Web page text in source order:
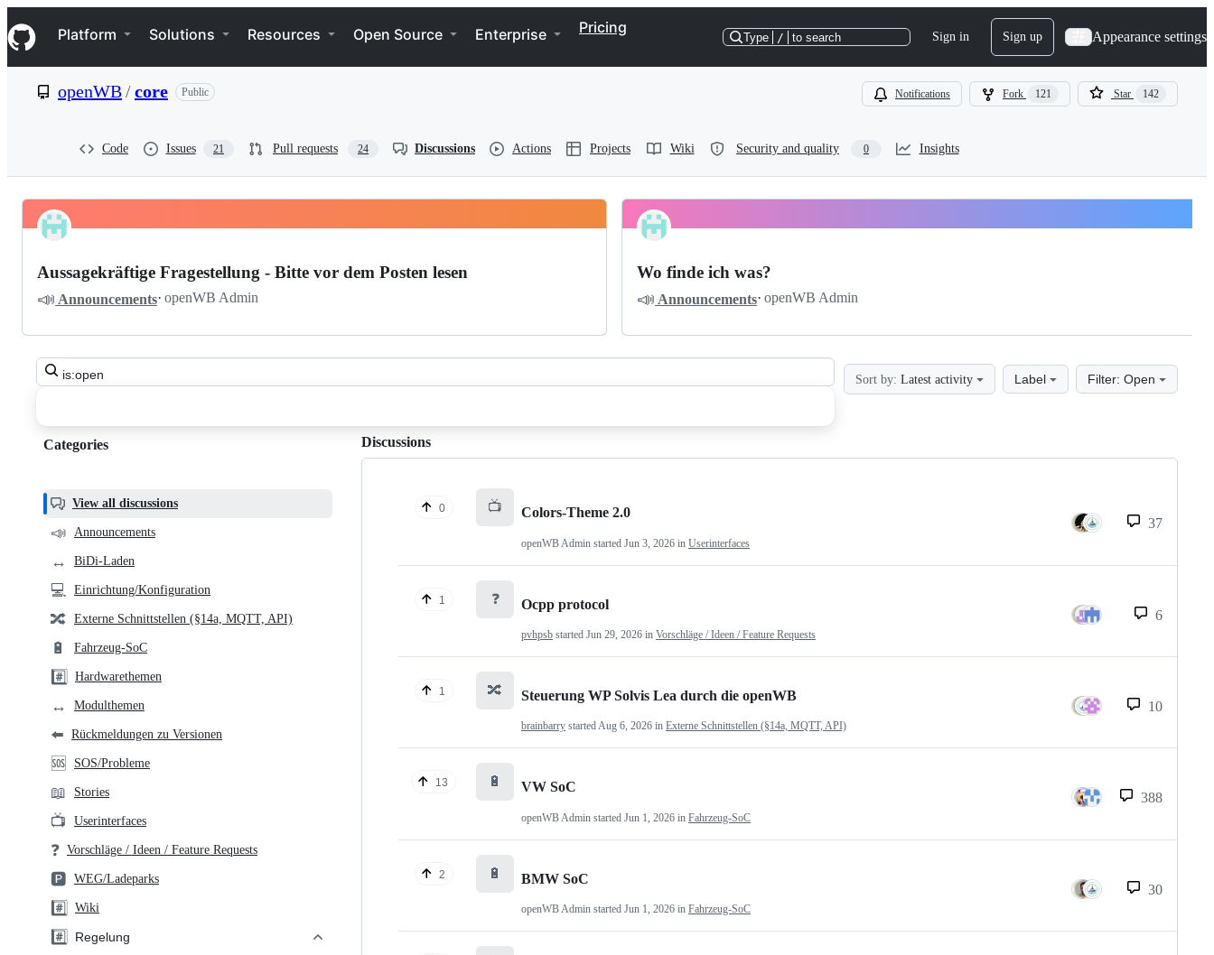
k
i
p
e
Navigation Menu
Platform Solutions Resources Open Source Enterprise Pricing
Type / to search Sign in Sign up Appearance settings
openWB/core Public Notifications Fork 121 Star 142
Code Issues 21 Pull requests 24 Discussions Actions Projects Wiki Security and quality 0 Insights
openWB
core
Discussions
Pinned
Aussagekräftige Fragestellung - Bitte vor dem Posten lesen
📣 Announcements· openWB Admin
Wo finde ich was?
📣 Announcements· openWB Admin
Search
all
Sort by: Latest activity Label Filter: Open
Categories,
helpful,
and
links
Categories
View all discussions
📣 Announcements
↔️ BiDi-Laden
💻 Einrichtung/Konfiguration
🔀 Externe Schnittstellen (§14a, MQTT, API)
🔋 Fahrzeug-SoC
#️⃣ Hardwarethemen
↔️ Modulthemen
⬅️ Rückmeldungen zu Versionen
🆘 SOS/Probleme
📖 Stories
📺 Userinterfaces
❓ Vorschläge / Ideen / Feature Requests
🅿️ WEG/Ladeparks
#️⃣ Wiki
#️⃣
Regelung
Discussions
0 📺 Colors-Theme 2.0
openWB Admin started Jun 3, 2026 in Userinterfaces
37
1 ❓ Ocpp protocol
pvhpsb started Jun 29, 2026 in Vorschläge / Ideen / Feature Requests
6
1 🔀 Steuerung WP Solvis Lea durch die openWB
brainbarry startedAug 6, 2026 in Externe Schnittstellen (§14a, MQTT, API)
10
13 🔋 VW SoC
openWB Admin started Jun 1, 2026 in Fahrzeug-SoC
388
2 🔋 BMW SoC
openWB Admin started Jun 1, 2026 in Fahrzeug-SoC
30